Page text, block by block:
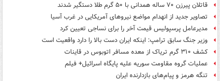
قاتلان پیرزن ۷۰ ساله همدانی با ۵۰ گرم طلا دستگیر شدند
تصاویر جدید از انهدام مواضع نیروهای آمریکایی در غرب آسیا
مدیرعامل پرسپولیس قیمت آخر را برای نساجی تعیین کرد
وزیر جنگ سابق ترامپ: اینکه ایران دست بالا را دارد واقعیت است
کشف ۳۱۰ گرم تریاک از معده مسافر اتوبوس در قاینات
عملیات گروه مقاومت سوریه علیه پایگاه اسرائیل+ فیلم
تنگه هرمز و پیام‌های بازدارنده ایران